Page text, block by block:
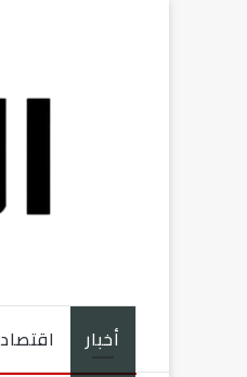
أخبار اقتصاد